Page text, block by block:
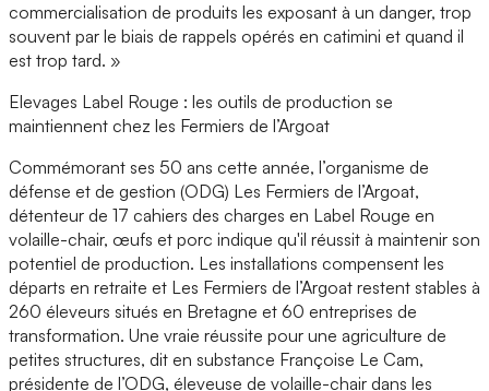
commercialisation de produits les exposant à un danger, trop
souvent par le biais de rappels opérés en catimini et quand il
est trop tard. »
Elevages Label Rouge : les outils de production se
maintiennent chez les Fermiers de l’Argoat
Commémorant ses 50 ans cette année, l’organisme de
défense et de gestion (ODG) Les Fermiers de l’Argoat,
détenteur de 17 cahiers des charges en Label Rouge en
volaille-chair, œufs et porc indique qu'il réussit à maintenir son
potentiel de production. Les installations compensent les
départs en retraite et Les Fermiers de l’Argoat restent stables à
260 éleveurs situés en Bretagne et 60 entreprises de
transformation. Une vraie réussite pour une agriculture de
petites structures, dit en substance Françoise Le Cam,
présidente de l’ODG, éleveuse de volaille-chair dans les